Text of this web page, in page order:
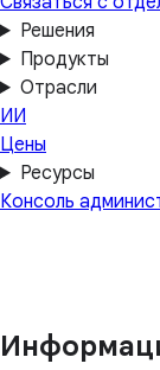
Решения
Продукты
Отрасли
ИИ
Цены
Ресурсы
Консоль